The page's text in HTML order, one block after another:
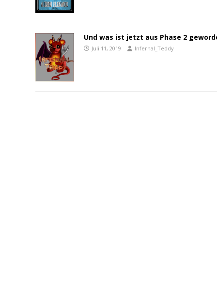
Und was ist jetzt aus Phase 2
Juli 11, 2019 Infernal_Teddy